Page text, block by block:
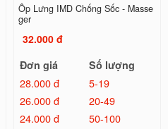
Ốp Lưng IMD Chống Sốc - Masse
ger
32.000 đ
Đơn giá
Số lượng
28.000 đ
5-19
26.000 đ
20-49
24.000 đ
50-100